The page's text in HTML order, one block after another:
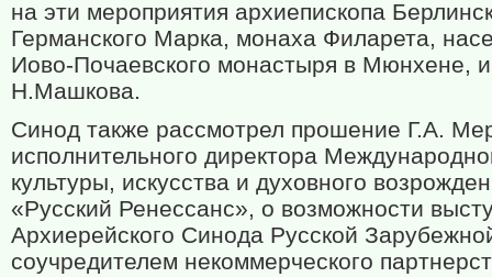
на эти мероприятия архиепископа
Германского Марка, монаха Филарета,
Иово-Почаевского монастыря в Мюнхене, и
Н.Машкова.
Синод также рассмотрел прошение Г.А.
исполнительного директора
культуры, искусства и духовного
«Русский Ренессанс», о возможности
Архиерейского Синода Русской
соучредителем некоммерческого